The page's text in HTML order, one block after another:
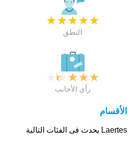
★
★
★
★
★
النطق
★
★
★
★
رأي الأجانب
الأقسام
Laertes يحدث فى الفئات التالية